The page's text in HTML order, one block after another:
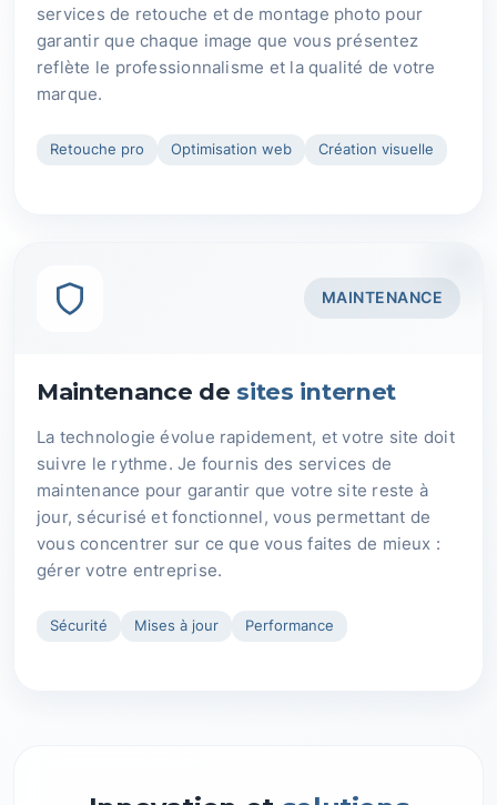
services de retouche et de montage photo pour
garantir que chaque image que vous présentez
reflète le professionnalisme et la qualité de votre
marque.
Retouche pro Optimisation web Création visuelle
MAINTENANCE
Maintenance de sites internet
La technologie évolue rapidement, et votre site doit
suivre le rythme. Je fournis des services de
maintenance pour garantir que votre site reste à
jour, sécurisé et fonctionnel, vous permettant de
vous concentrer sur ce que vous faites de mieux :
gérer votre entreprise.
Sécurité Mises à jour Performance